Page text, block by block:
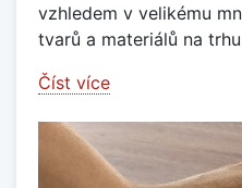
vzhledem v velikému
tvarů a materiálů na
Číst více